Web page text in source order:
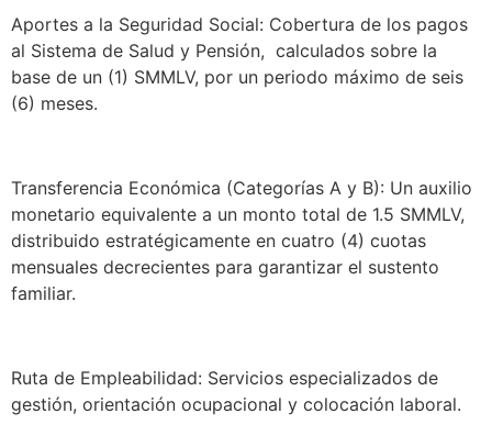
Aportes a la Seguridad Social: Cobertura de los pagos
al Sistema de Salud y Pensión, calculados sobre la
base de un (1) SMMLV, por un periodo máximo de seis
(6) meses.
Transferencia Económica (Categorías A y B): Un auxilio
monetario equivalente a un monto total de 1.5 SMMLV,
distribuido estratégicamente en cuatro (4) cuotas
mensuales decrecientes para garantizar el sustento
familiar.
Ruta de Empleabilidad: Servicios especializados de
gestión, orientación ocupacional y colocación laboral.